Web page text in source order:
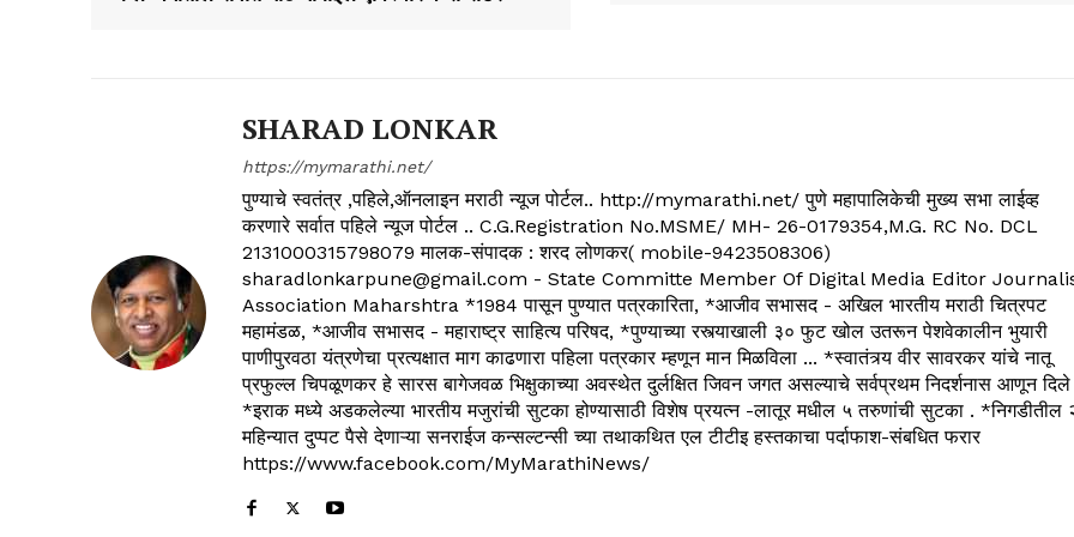
SHARAD LONKAR
https://mymarathi.net/
पुण्याचे स्वतंत्र ,पहिले,ऑनलाइन मराठी न्यूज पोर्टल.. http://mymarathi.net/ पुणे महापालिकेची मुख्य सभा लाईव्ह
करणारे सर्वात पहिले न्यूज पोर्टल .. C.G.Registration No.MSME/ MH- 26-0179354,M.G. RC No. DCL
2131000315798079 मालक-संपादक : शरद लोणकर( mobile-9423508306)
sharadlonkarpune@gmail.com - State Committe Member Of Digital Media Editor
Association Maharshtra *1984 पासून पुण्यात पत्रकारिता, *आजीव सभासद - अखिल भारतीय मराठी चित्रपट
महामंडळ, *आजीव सभासद - महाराष्ट्र साहित्य परिषद, *पुण्याच्या रस्त्याखाली ३० फुट खोल उतरून पेशवेकालीन भुयारी
पाणीपुरवठा यंत्रणेचा प्रत्यक्षात माग काढणारा पहिला पत्रकार म्हणून मान मिळविला ... *स्वातंत्र्य वीर सावरकर यांचे नातू
प्रफुल्ल चिपळूणकर हे सारस बागेजवळ भिक्षुकाच्या अवस्थेत दुर्लक्षित जिवन जगत असल्याचे सर्वप्रथम निदर्शनास आणून दिले
*इराक मध्ये अडकलेल्या भारतीय मजुरांची सुटका होण्यासाठी विशेष प्रयत्न -लातूर मधील ५ तरुणांची सुटका . *निगडीतील
महिन्यात दुप्पट पैसे देणाऱ्या सनराईज कन्सल्टन्सी च्या तथाकथित एल टीटीइ हस्तकाचा पर्दाफाश-संबधित फरार
https://www.facebook.com/MyMarathiNews/